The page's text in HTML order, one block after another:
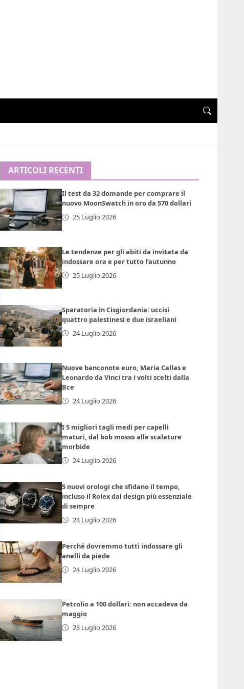
ARTICOLI RECENTI
Il test da 32 domande per comprare il
nuovo MoonSwatch in oro da 570 dollari
25 Luglio 2026
Le tendenze per gli abiti da invitata da
indossare ora e per tutto l’autunno
25 Luglio 2026
Sparatoria in Cisgiordania: uccisi
quattro palestinesi e due israeliani
24 Luglio 2026
Nuove banconote euro, Maria Callas e
Leonardo da Vinci tra i volti scelti dalla
Bce
24 Luglio 2026
I 5 migliori tagli medi per capelli
maturi, dal bob mosso alle scalature
morbide
24 Luglio 2026
5 nuovi orologi che sfidano il tempo,
incluso il Rolex dal design più essenziale
di sempre
24 Luglio 2026
Perché dovremmo tutti indossare gli
anelli da piede
24 Luglio 2026
Petrolio a 100 dollari: non accadeva da
maggio
23 Luglio 2026